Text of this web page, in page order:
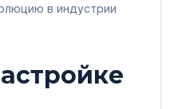
в индустрии